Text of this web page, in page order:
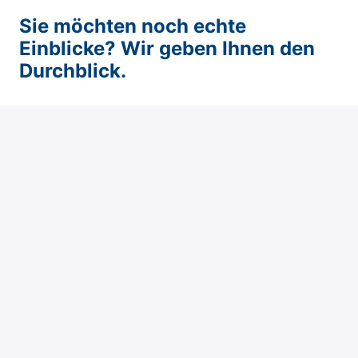
Sie möchten noch echte
Einblicke? Wir geben Ihnen den
Durchblick.